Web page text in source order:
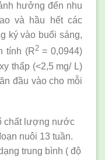
hưởng đến nhu
và hầu hết các
ký vào buổi sáng,
tính (R2= 0,0944)
thấp (<2,5 mg/ L)
đầu vào cho mỗi
chất lượng nước
nuôi 13 tuần.
trung bình ( độ